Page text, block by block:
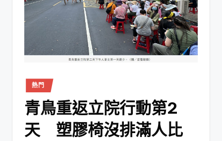
熱門
青鳥重返立院行動第2
天 塑膠椅沒排滿人比